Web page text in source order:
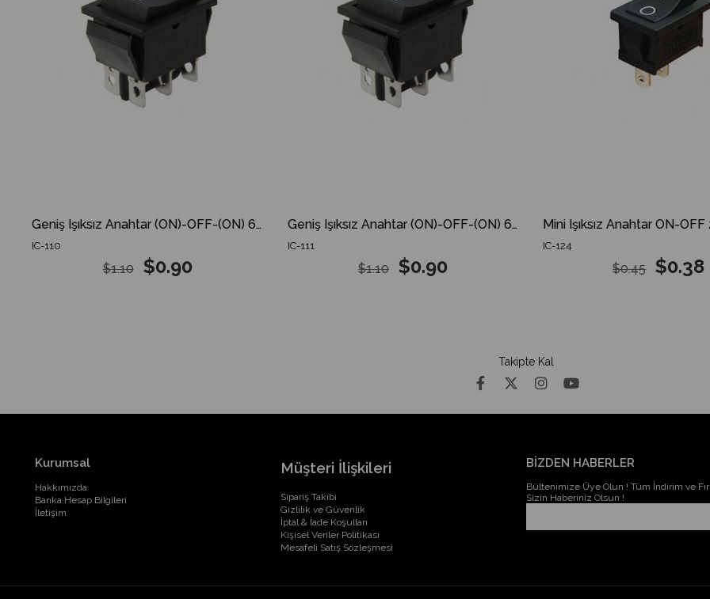
Geniş Işıksız Anahtar (ON)-OFF-(ON) 6P IC-110 Yaylı IC 110 IC110
IC-110
$0.90
$1.10
Geniş Işıksız Anahtar (ON)-OFF-(ON) 6P IC-111 Ok'lu Yaylı IC 111 IC111
IC-111
$0.90
$1.10
IC-124
$0.38
$0.45
Takipte Kal
Kurumsal
Hakkımızda
Banka Hesap Bilgileri
İletişim
Müşteri İlişkileri
Sipariş Takibi
Gizlilik ve Güvenlik
İptal & İade Koşulları
Kişisel Veriler Politikası
Mesafeli Satış Sözleşmesi
BİZDEN HABERLER
Bültenimize Üye Olun ! Tüm İndirim ve
Sizin Haberiniz Olsun !